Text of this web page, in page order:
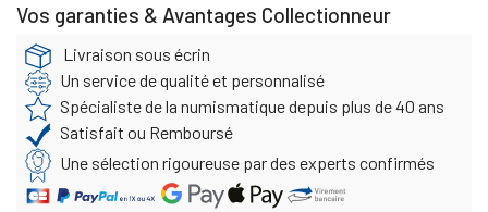
Vos garanties & Avantages Collectionneur
Livraison sous écrin
Un service de qualité et personnalisé
Spécialiste de la numismatique depuis plus de 40 ans
Satisfait ou Remboursé
Une sélection rigoureuse par des experts confirmés